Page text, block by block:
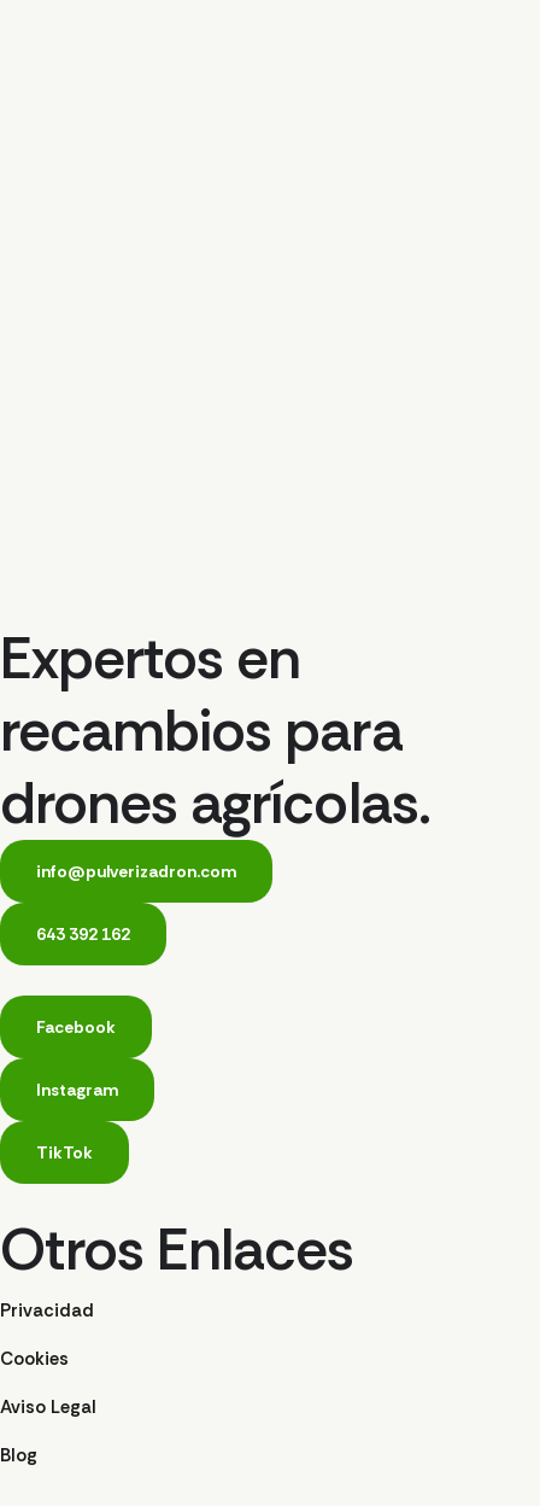
Expertos en
recambios para
drones agrícolas.
info@pulverizadron.com
643 392 162
Facebook
Instagram
TikTok
Otros Enlaces
Privacidad
Cookies
Aviso Legal
Blog